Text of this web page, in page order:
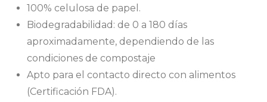
100% celulosa de papel.
Biodegradabilidad: de 0 a 180 días
aproximadamente, dependiendo de las
condiciones de compostaje
Apto para el contacto directo con alimentos
(Certificación FDA).